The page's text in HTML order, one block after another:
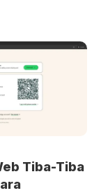
Tiba-Tiba